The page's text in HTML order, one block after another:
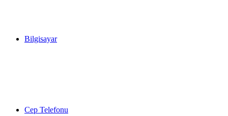
Bilgisayar
Cep Telefonu